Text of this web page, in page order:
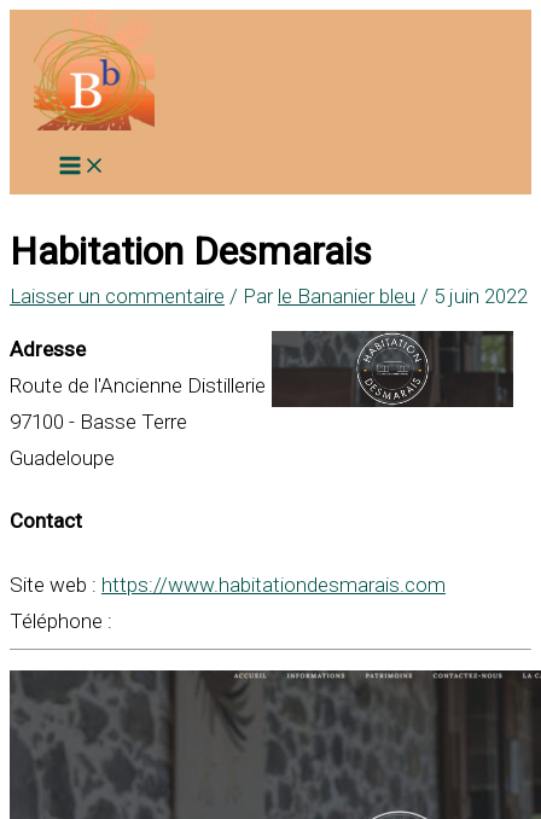
contenu
Habitation Desmarais
Laisser un commentaire / Par le Bananier bleu / 5 juin 2022
Adresse
Route de l'Ancienne Distillerie
97100 - Basse Terre
Guadeloupe
Contact
Site web : https://www.habitationdesmarais.com
Téléphone :